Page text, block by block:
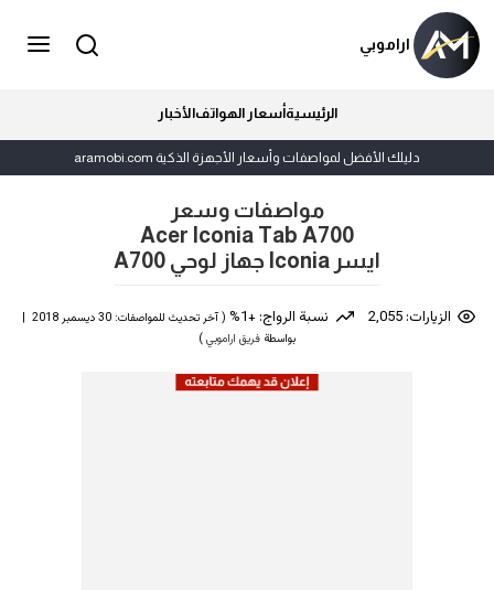
اراموبي
الرئيسيةأسعار الهواتفالأخبار
دليلك الأفضل لمواصفات وأسعار الأجهزة الذكية aramobi.com
مواصفات وسعر
Acer Iconia Tab A700
ايسر Iconia جهاز لوحي A700
الزيارات: 2,055 نسبة الرواج: +1%
( آخر تحديث للمواصفات: 30 ديسمبر 2018 |
بواسطة فريق اراموبي)